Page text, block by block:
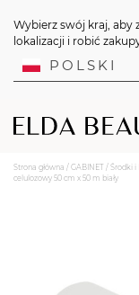
Wybierz swój kraj, aby
lokalizacji i robić
POLSKI
Strona główna / GABINET / Środki i
celulozowy 50 cm x 50 m biały